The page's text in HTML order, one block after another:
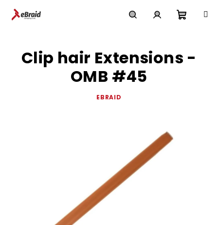
košík
Clip hair Extensions -
OMB #45
EBRAID